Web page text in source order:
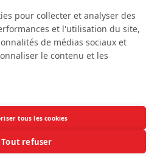
pour collecter et analyser des
et l'utilisation du site,
de médias sociaux et
le contenu et les
tous les cookies
Tout refuser
2025
sur le site